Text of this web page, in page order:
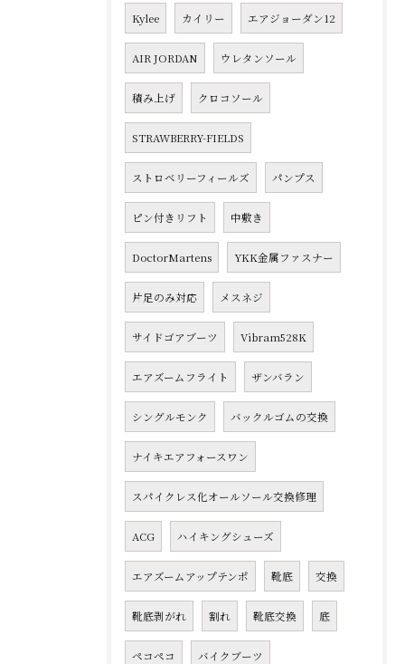
Kylee カイリー エアジョーダン12
AIR JORDAN ウレタンソール
積み上げ クロコソール
STRAWBERRY-FIELDS
ストロベリーフィールズ パンプス
ピン付きリフト 中敷き
DoctorMartens YKK金属ファスナー
片足のみ対応 メスネジ
サイドゴアブーツ Vibram528K
エアズームフライト ザンバラン
シングルモンク バックルゴムの交換
ナイキエアフォースワン
スパイクレス化オールソール交換修理
ACG ハイキングシューズ
エアズームアップテンポ 靴底 交換
靴底剥がれ 割れ 靴底交換 底
ペコペコ バイクブーツ